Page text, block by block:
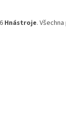
Hnástroje.